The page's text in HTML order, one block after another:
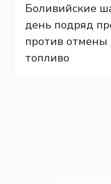
Боливийские
день подряд
против отмены
топливо